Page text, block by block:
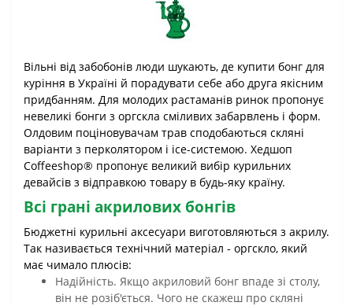
Вільні від забобонів люди шукають, де купити бонг для
куріння в Україні й порадувати себе або друга якісним
придбанням. Для молодих растаманів ринок пропонує
невеликі бонги з оргскла сміливих забарвлень і форм.
Олдовим поціновувачам трав сподобаються скляні
варіанти з перколятором і ice-системою. Хедшоп
Coffeeshop® пропонує великий вибір курильних
девайсів з відправкою товару в будь-яку країну.
Всі грані акрилових бонгів
Бюджетні курильні аксесуари виготовляються з акрилу.
Так називається технічний матеріал - оргскло, який
має чимало плюсів:
Надійність. Якщо акриловий бонг впаде зі столу,
він не розіб'ється. Чого не скажеш про скляні